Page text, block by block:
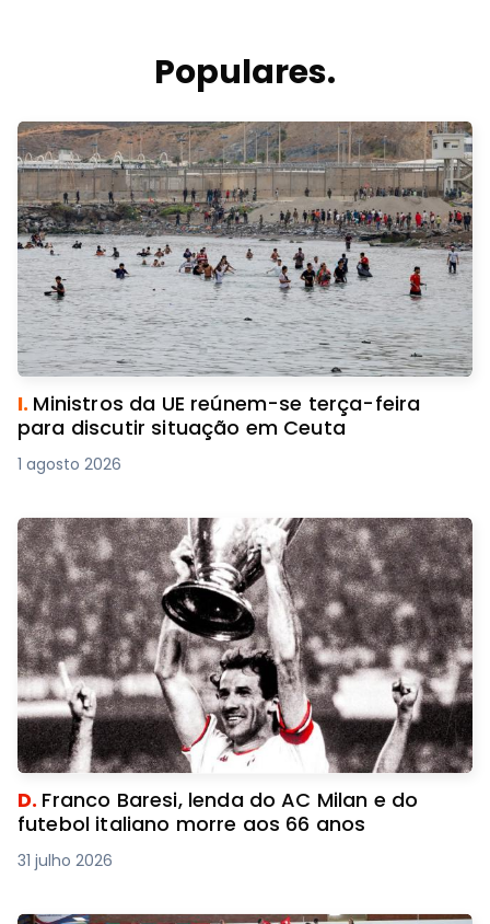
Populares.
I. Ministros da UE reúnem-se terça-feira
para discutir situação em Ceuta
1 agosto 2026
D. Franco Baresi, lenda do AC Milan e do
futebol italiano morre aos 66 anos
31 julho 2026